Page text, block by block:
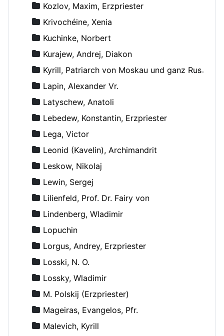
Kozlov, Maxim, Erzpriester
Krivochéine, Xenia
Kuchinke, Norbert
Kurajew, Andrej, Diakon
Kyrill, Patriarch von Moskau und ganz Russland
Lapin, Alexander Vr.
Latyschew, Anatoli
Lebedew, Konstantin, Erzpriester
Lega, Victor
Leonid (Kavelin), Archimandrit
Leskow, Nikolaj
Lewin, Sergej
Lilienfeld, Prof. Dr. Fairy von
Lindenberg, Wladimir
Lopuchin
Lorgus, Andrey, Erzpriester
Losski, N. O.
Lossky, Wladimir
M. Polskij (Erzpriester)
Mageiras, Evangelos, Pfr.
Malevich, Kyrill